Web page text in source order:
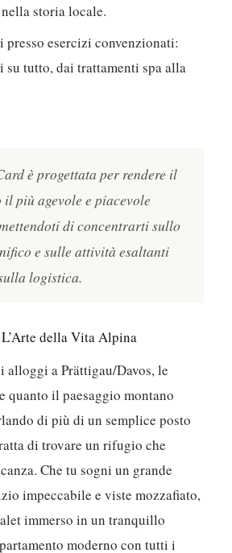
storia locale.
presso esercizi convenzionati:
tutto, dai trattamenti spa alla
è progettata per rendere il
più agevole e piacevole
di concentrarti sullo
e sulle attività esaltanti
logistica.
della Vita Alpina
alloggi a Prättigau/Davos, le
quanto il paesaggio montano
di più di un semplice posto
di trovare un rifugio che
Che tu sogni un grande
impeccabile e viste mozzafiato,
immerso in un tranquillo
moderno con tutti i